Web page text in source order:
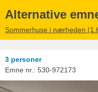
Alternative
Sommerhuse i nærheden
3 personer
Emne nr.: 530-972173